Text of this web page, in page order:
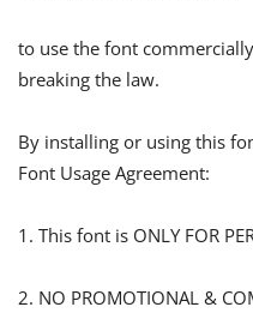
to use the font
breaking the law.
By installing or using this
Font Usage Agreement:
1. This font is ONLY FOR
2. NO PROMOTIONAL &